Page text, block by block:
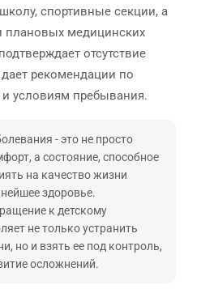
спортивные секции, а
плановых медицинских
отсутствие
рекомендации по
условиям пребывания.
- это не просто
а состояние, способное
на качество жизни
здоровье.
к детскому
не только устранить
но и взять ее под контроль,
осложнений.